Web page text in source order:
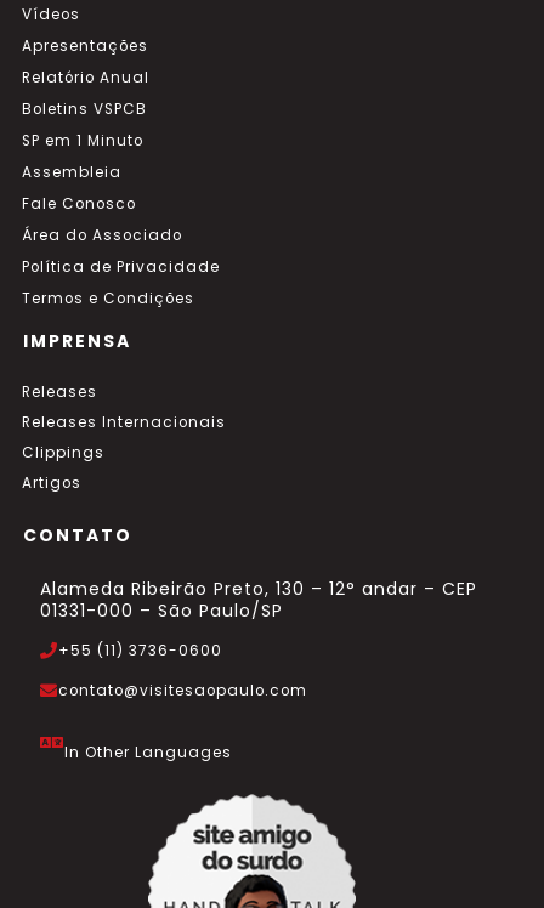
Vídeos
Apresentações
Relatório Anual
Boletins VSPCB
SP em 1 Minuto
Assembleia
Fale Conosco
Área do Associado
Política de Privacidade
Termos e Condições
IMPRENSA
Releases
Releases Internacionais
Clippings
Artigos
CONTATO
Alameda Ribeirão Preto, 130 – 12° andar – CEP
01331-000 – São Paulo/SP
+55 (11) 3736-0600
contato@visitesaopaulo.com
In Other Languages